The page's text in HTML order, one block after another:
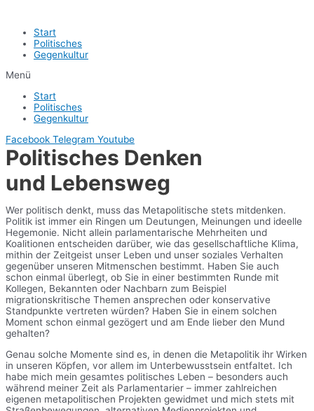
Start
Politisches
Gegenkultur
Menü
Start
Politisches
Gegenkultur
Facebook Telegram Youtube
Politisches Denken
und Lebensweg
Wer politisch denkt, muss das Metapolitische stets mitdenken.
Politik ist immer ein Ringen um Deutungen, Meinungen und ideelle
Hegemonie. Nicht allein parlamentarische Mehrheiten und
Koalitionen entscheiden darüber, wie das gesellschaftliche Klima,
mithin der Zeitgeist unser Leben und unser soziales Verhalten
gegenüber unseren Mitmenschen bestimmt. Haben Sie auch
schon einmal überlegt, ob Sie in einer bestimmten Runde mit
Kollegen, Bekannten oder Nachbarn zum Beispiel
migrationskritische Themen ansprechen oder konservative
Standpunkte vertreten würden? Haben Sie in einem solchen
Moment schon einmal gezögert und am Ende lieber den Mund
gehalten?
Genau solche Momente sind es, in denen die Metapolitik ihr Wirken
in unseren Köpfen, vor allem im Unterbewusstsein entfaltet. Ich
habe mich mein gesamtes politisches Leben – besonders auch
während meiner Zeit als Parlamentarier – immer zahlreichen
eigenen metapolitischen Projekten gewidmet und mich stets mit